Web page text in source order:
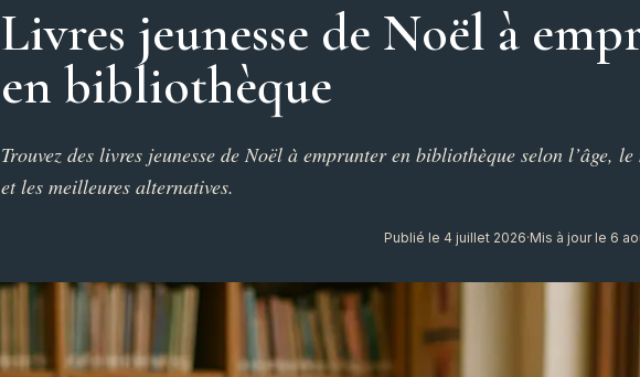
Livres jeunesse de Noël à
en bibliothèque
Trouvez des livres jeunesse de Noël à emprunter en bibliothèque selon l’âge,
et les meilleures alternatives.
Publié le 4 juillet 2026·Mis à jour le 6